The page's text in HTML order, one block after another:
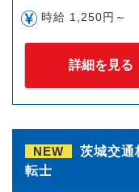
時給 1,250円～
詳細を見る
NEW
茨城交通
転士